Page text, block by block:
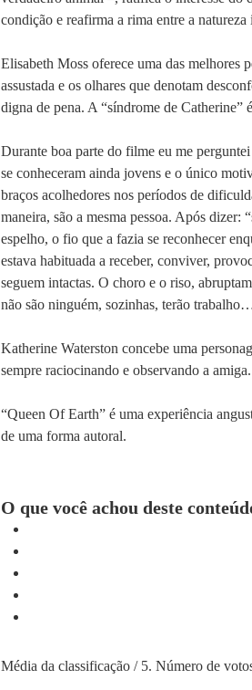
condição e reafirma a rima entre a
Elisabeth Moss oferece uma das melhores
assustada e os olhares que denotam
digna de pena. A “síndrome de Catherine”
Durante boa parte do filme eu me
se conheceram ainda jovens e o único
braços acolhedores nos períodos de
maneira, são a mesma pessoa. Após
espelho, o fio que a fazia se reconhecer
estava habituada a receber, conviver,
seguem intactas. O choro e o riso,
não são ninguém, sozinhas, terão
Katherine Waterston concebe uma
sempre raciocinando e observando a amiga.
“Queen Of Earth” é uma experiência
de uma forma autoral.
O que você achou deste
Média da classificação / 5. Número de